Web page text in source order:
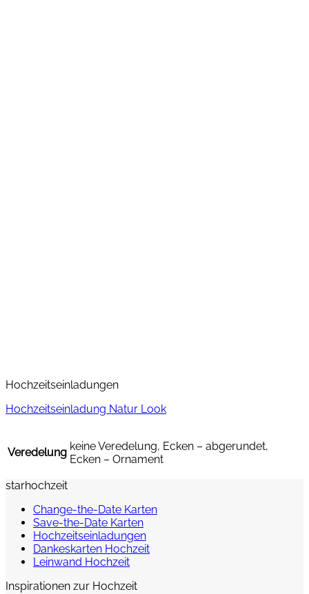
Hochzeitseinladungen
Hochzeitseinladung Natur Look
Veredelung keine Veredelung, Ecken – abgerundet,
Ecken – Ornament
starhochzeit
Change-the-Date Karten
Save-the-Date Karten
Hochzeitseinladungen
Dankeskarten Hochzeit
Leinwand Hochzeit
Inspirationen zur Hochzeit